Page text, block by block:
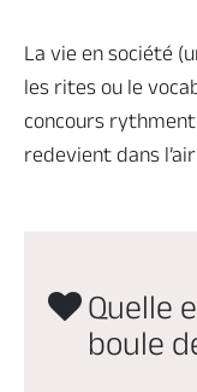
La vie en société
les rites ou le
concours
redevient dans
Quelle
boule